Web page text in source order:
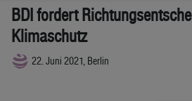
BDI fordert
Klimaschutz
22. Juni 2021, Berlin